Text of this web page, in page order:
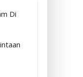
Di